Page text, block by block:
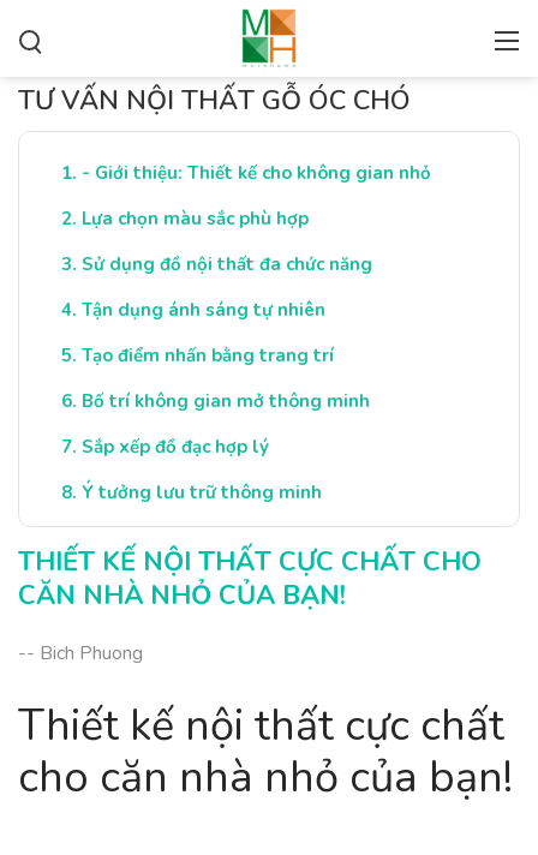
TƯ VẤN NỘI THẤT GỖ ÓC CHÓ
- Giới thiệu: Thiết kế cho không gian nhỏ
Lựa chọn màu sắc phù hợp
Sử dụng đồ nội thất đa chức năng
Tận dụng ánh sáng tự nhiên
Tạo điểm nhấn bằng trang trí
Bố trí không gian mở thông minh
Sắp xếp đồ đạc hợp lý
Ý tưởng lưu trữ thông minh
Tránh lạm dụng chi tiết rườm rà
Kết luận: Mang lại sức sống cho căn nhà
THIẾT KẾ NỘI THẤT CỰC CHẤT CHO
CĂN NHÀ NHỎ CỦA BẠN!
-- Bich Phuong
Thiết kế nội thất cực chất
cho căn nhà nhỏ của bạn!